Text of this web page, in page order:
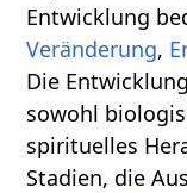
Entwicklung
Veränderung,
Die
sowohl
spirituelles
Stadien, die